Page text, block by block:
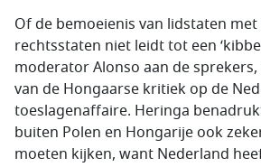
Of de bemoeienis van lidstaten met
rechtsstaten niet leidt tot een
moderator Alonso aan de
van de Hongaarse kritiek op de
toeslagenaffaire. Heringa
buiten Polen en Hongarije ook
moeten kijken, want Nederland